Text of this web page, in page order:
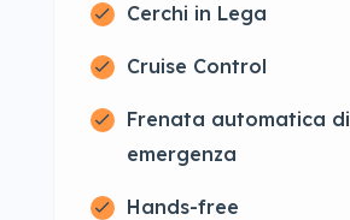
Cerchi in Lega
Cruise Control
Frenata automatica di
emergenza
Hands-free